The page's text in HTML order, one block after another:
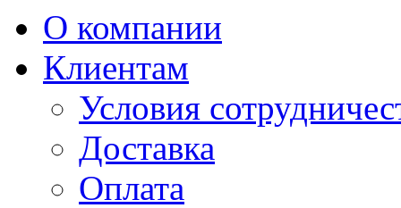
О компании
Клиентам
Условия
Доставка
Оплата